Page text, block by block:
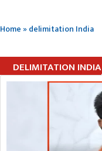
Home»delimitation India
DELIMITATION INDIA